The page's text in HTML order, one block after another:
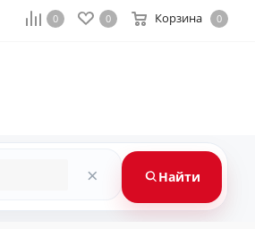
0 0 Корзина 0
× Найти